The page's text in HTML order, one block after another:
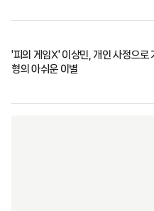
'피의 게임X' 이상민, 개인 사정으로
형의 아쉬운 이별